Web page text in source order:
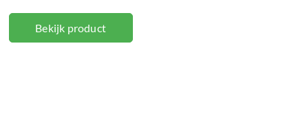
Bekijk product